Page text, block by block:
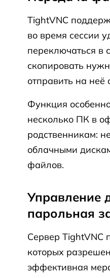
TightVNC
во время сессии
переключаться в
скопировать
отправить на
Функция
несколько ПК в
родственникам:
облачными
файлов.
Управление
парольная
Сервер TightVNC
которых
эффективная